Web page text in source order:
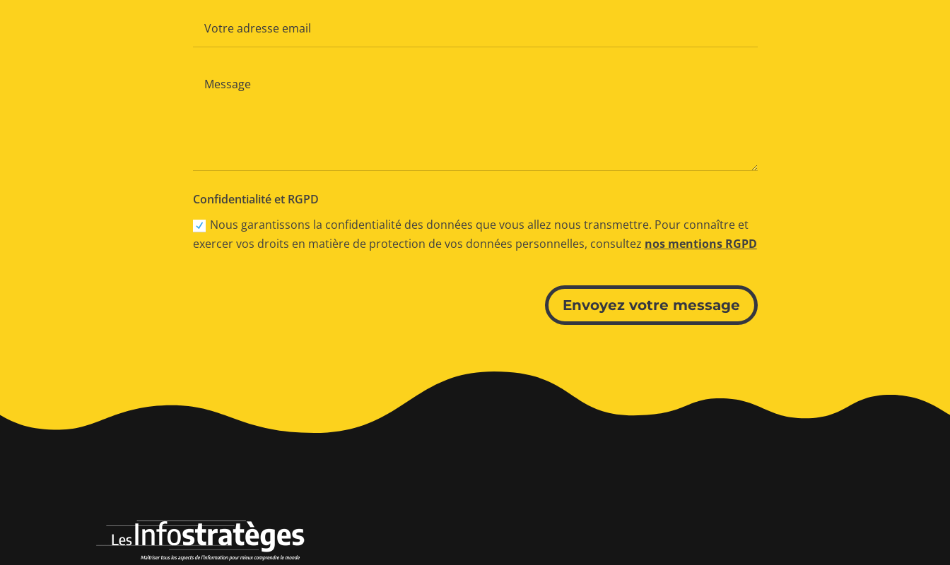
Confidentialité et RGPD
Nous garantissons la confidentialité des données que vous allez nous transmettre. Pour connaître et
exercer vos droits en matière de protection de vos données personnelles, consultez nos mentions RGPD
Envoyez votre message